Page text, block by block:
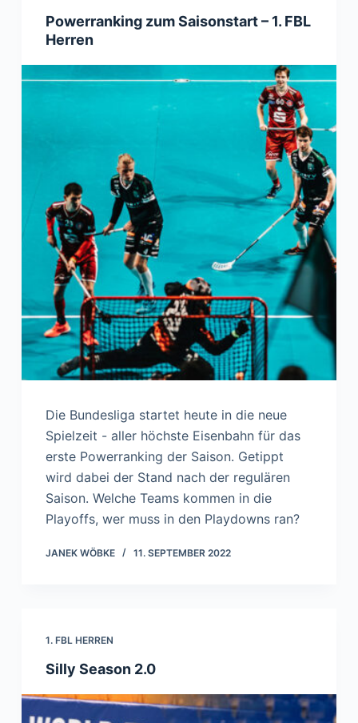
Powerranking zum Saisonstart – 1. FBL
Herren
Die Bundesliga startet heute in die neue
Spielzeit - aller höchste Eisenbahn für das
erste Powerranking der Saison. Getippt
wird dabei der Stand nach der regulären
Saison. Welche Teams kommen in die
Playoffs, wer muss in den Playdowns ran?
JANEK WÖBKE 11. SEPTEMBER 2022
1. FBL HERREN
Silly Season 2.0